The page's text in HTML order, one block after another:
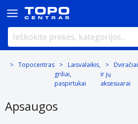
Topocentras
Laisvalaikis,
griliai,
paspirtukai
Dviračiai
ir jų
aksesuarai
Apsaugos